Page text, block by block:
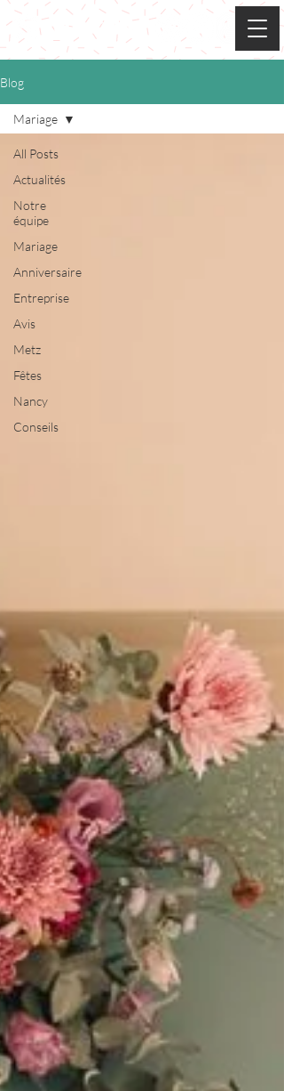
FunCube
Blog
All Posts
Actualités
Notre
équipe
Mariage
Anniversaire
Entreprise
Avis
Metz
Fêtes
Nancy
Conseils
Mariage